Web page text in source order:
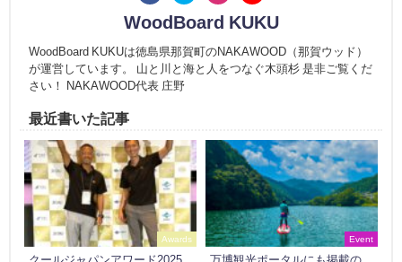
WoodBoard KUKU
WoodBoard KUKUは徳島県那賀町のNAKAWOOD（那賀ウッド）
が運営しています。 山と川と海と人をつなぐ木頭杉 是非ご覧くだ
さい！ NAKAWOOD代表 庄野
最近書いた記事
Awards
クールジャパンアワード2025
Event
万博観光ポータルにも掲載の